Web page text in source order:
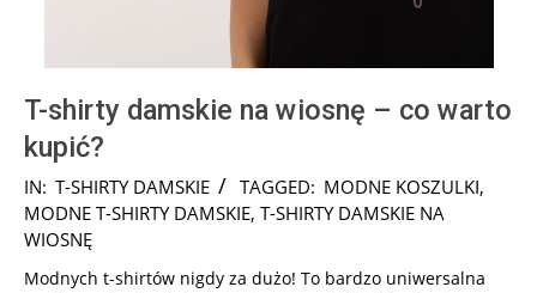
T-shirty damskie na wiosnę – co warto
kupić?
2016-
04-
10
IN: T-SHIRTY DAMSKIE TAGGED: MODNE KOSZULKI,
MODNE T-SHIRTY DAMSKIE, T-SHIRTY DAMSKIE NA
WIOSNĘ
Modnych t-shirtów nigdy za dużo! To bardzo uniwersalna